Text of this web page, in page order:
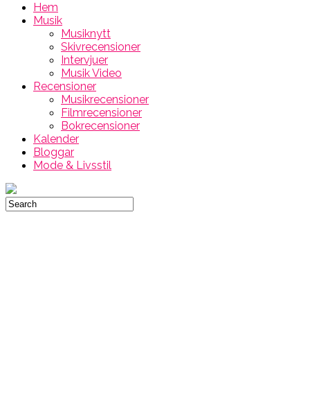
Hem
Musik
Musiknytt
Skivrecensioner
Intervjuer
Musik Video
Recensioner
Musikrecensioner
Filmrecensioner
Bokrecensioner
Kalender
Bloggar
Mode & Livsstil